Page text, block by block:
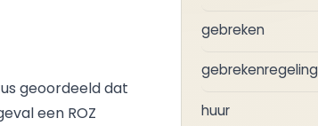
geoordeeld dat
een ROZ
gebreken
gebrekenregeling
huur